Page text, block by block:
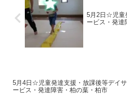
5月2日☆児童
ービス・発達
5月4日☆児童発達支援・放課後等デイサ
ービス・発達障害・柏の葉・柏市